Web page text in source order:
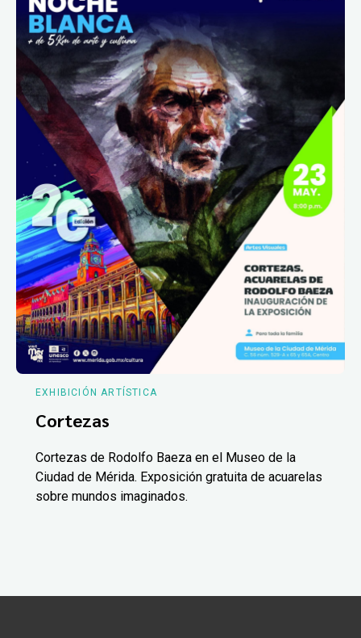
EXHIBICIÓN ARTÍSTICA
Cortezas
Cortezas de Rodolfo Baeza en el Museo de la
Ciudad de Mérida. Exposición gratuita de acuarelas
sobre mundos imaginados.